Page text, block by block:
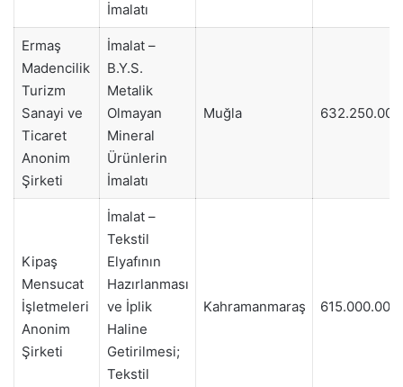
İmalatı
Ermaş
Madencilik
Turizm
Sanayi ve
Ticaret
Anonim
Şirketi
İmalat –
B.Y.S.
Metalik
Olmayan
Mineral
Ürünlerin
İmalatı
Muğla 632.250.000
Kipaş
Mensucat
İşletmeleri
Anonim
Şirketi
İmalat –
Tekstil
Elyafının
Hazırlanması
ve İplik
Haline
Getirilmesi;
Tekstil
Kahramanmaraş 615.000.000